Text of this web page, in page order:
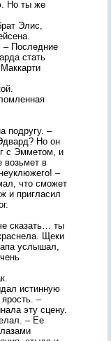
Но ты же
Элис,
– Последние
стать
подругу. –
Но он
с Эмметом, и
возьмет в
–
что сможет
и пригласил
сказать… ты
Щеки
услышал,
истинную
–
эту сцену.
– Ее